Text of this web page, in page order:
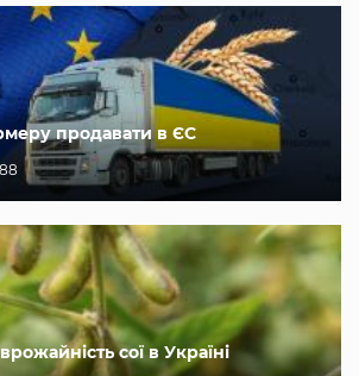
продавати в ЄС
сої в Україні